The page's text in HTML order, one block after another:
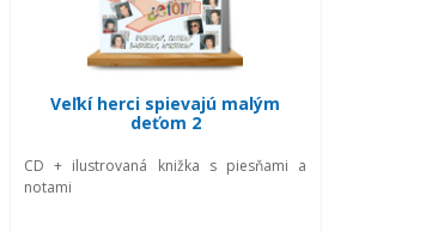
Veľkí herci spievajú malým
deťom 2
CD + ilustrovaná knižka s piesňami a
notami